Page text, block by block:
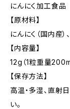
にんにく加工食品
【原材料】
にんにく（国内産
【内容量】
12g（1粒重量
【保存方法】
高温・多湿、直射
い。